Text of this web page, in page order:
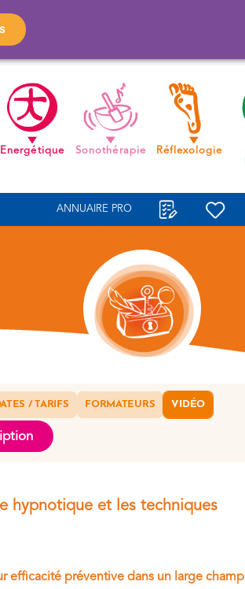
Energétique Sonothérapie Réflexologie
ANNUAIRE PRO
/ TARIFS FORMATEURS VIDÉO
hypnotique et les techniques
efficacité préventive dans un large champ